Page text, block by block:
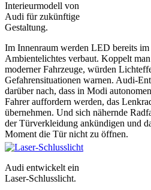
Interieurmodell von
Audi für zukünftige
Gestaltung.
Im Innenraum werden LED bereits im
Ambientelichtes verbaut. Koppelt
moderner Fahrzeuge, würden
Gefahrensituationen warnen. Audi-
darüber nach, dass in Modi
Fahrer auffordern werden, das
übernehmen. Und sich nähernde
der Türverkleidung ankündigen und
Moment die Tür nicht zu öffnen.
Audi entwickelt ein
Laser-Schlusslicht.